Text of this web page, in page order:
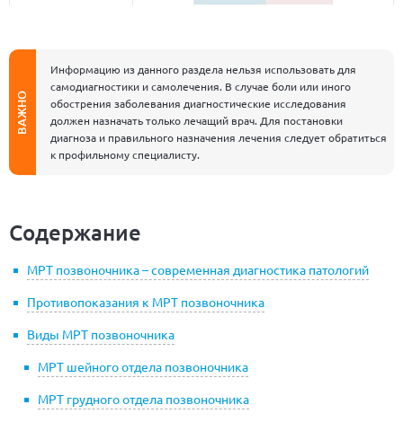
ВАЖНО
Информацию из данного раздела нельзя использовать для
самодиагностики и самолечения. В случае боли или иного
обострения заболевания диагностические исследования
должен назначать только лечащий врач. Для постановки
диагноза и правильного назначения лечения следует обратиться
к профильному специалисту.
Содержание
МРТ позвоночника – современная диагностика патологий
Противопоказания к МРТ позвоночника
Виды МРТ позвоночника
МРТ шейного отдела позвоночника
МРТ грудного отдела позвоночника